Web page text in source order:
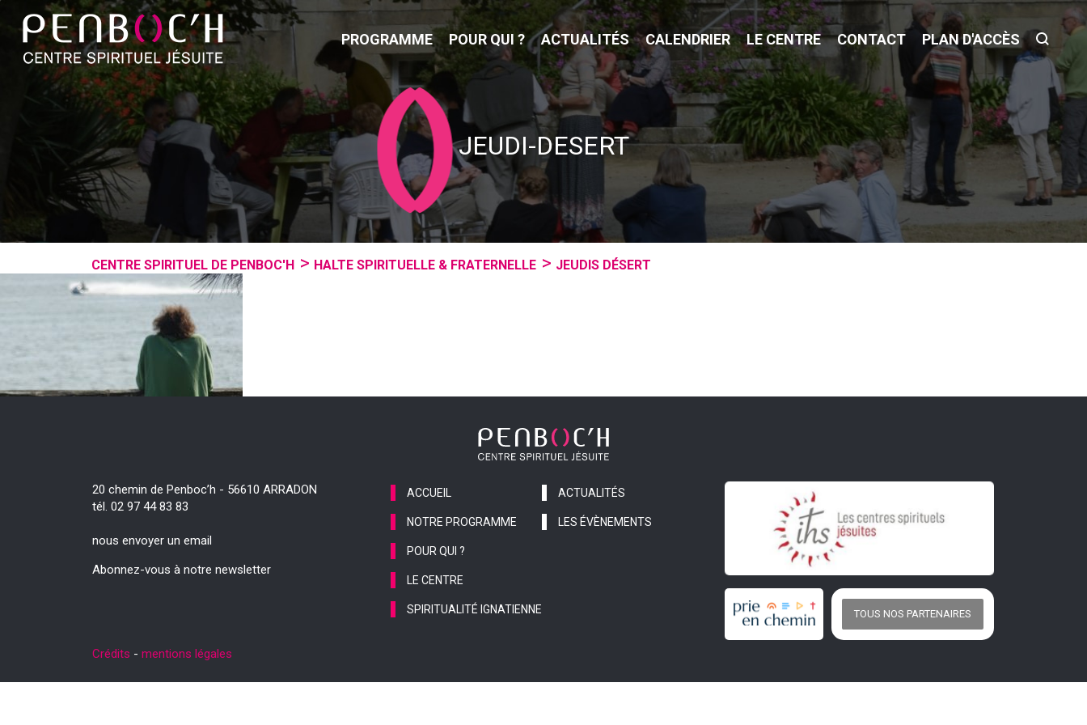
PROGRAMME POUR QUI ? ACTUALITÉS CALENDRIER LE CENTRE CONTACT PLAN D'ACCÈS
JEUDI-DESERT
CENTRE SPIRITUEL DE PENBOC'H HALTE SPIRITUELLE & FRATERNELLE JEUDIS DÉSERT
20 chemin de Penboc’h - 56610 ARRADON
tél. 02 97 44 83 83
nous envoyer un email
Abonnez-vous à notre newsletter
ACCUEIL
NOTRE PROGRAMME
POUR QUI ?
LE CENTRE
SPIRITUALITÉ IGNATIENNE
ACTUALITÉS
LES ÉVÈNEMENTS
TOUS NOS PARTENAIRES
Crédits -mentions légales